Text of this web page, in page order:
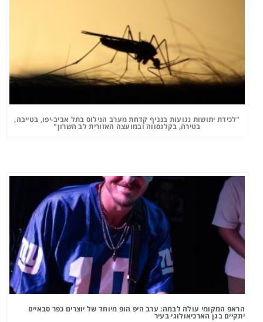
"לכידת יתושות נגועות בנגיף קדחת מערב הנילוס בתל אביב-יפו, בטייבה,
בטירה, בקלנסווה ובמועצה האזורית לב השרון"
הראפ המקומי עולה לבמה: ערב היפ הופ מיוחד של יוצרים כפר סבאיים
יתקיים בגן הארכיאולוגי בעיר